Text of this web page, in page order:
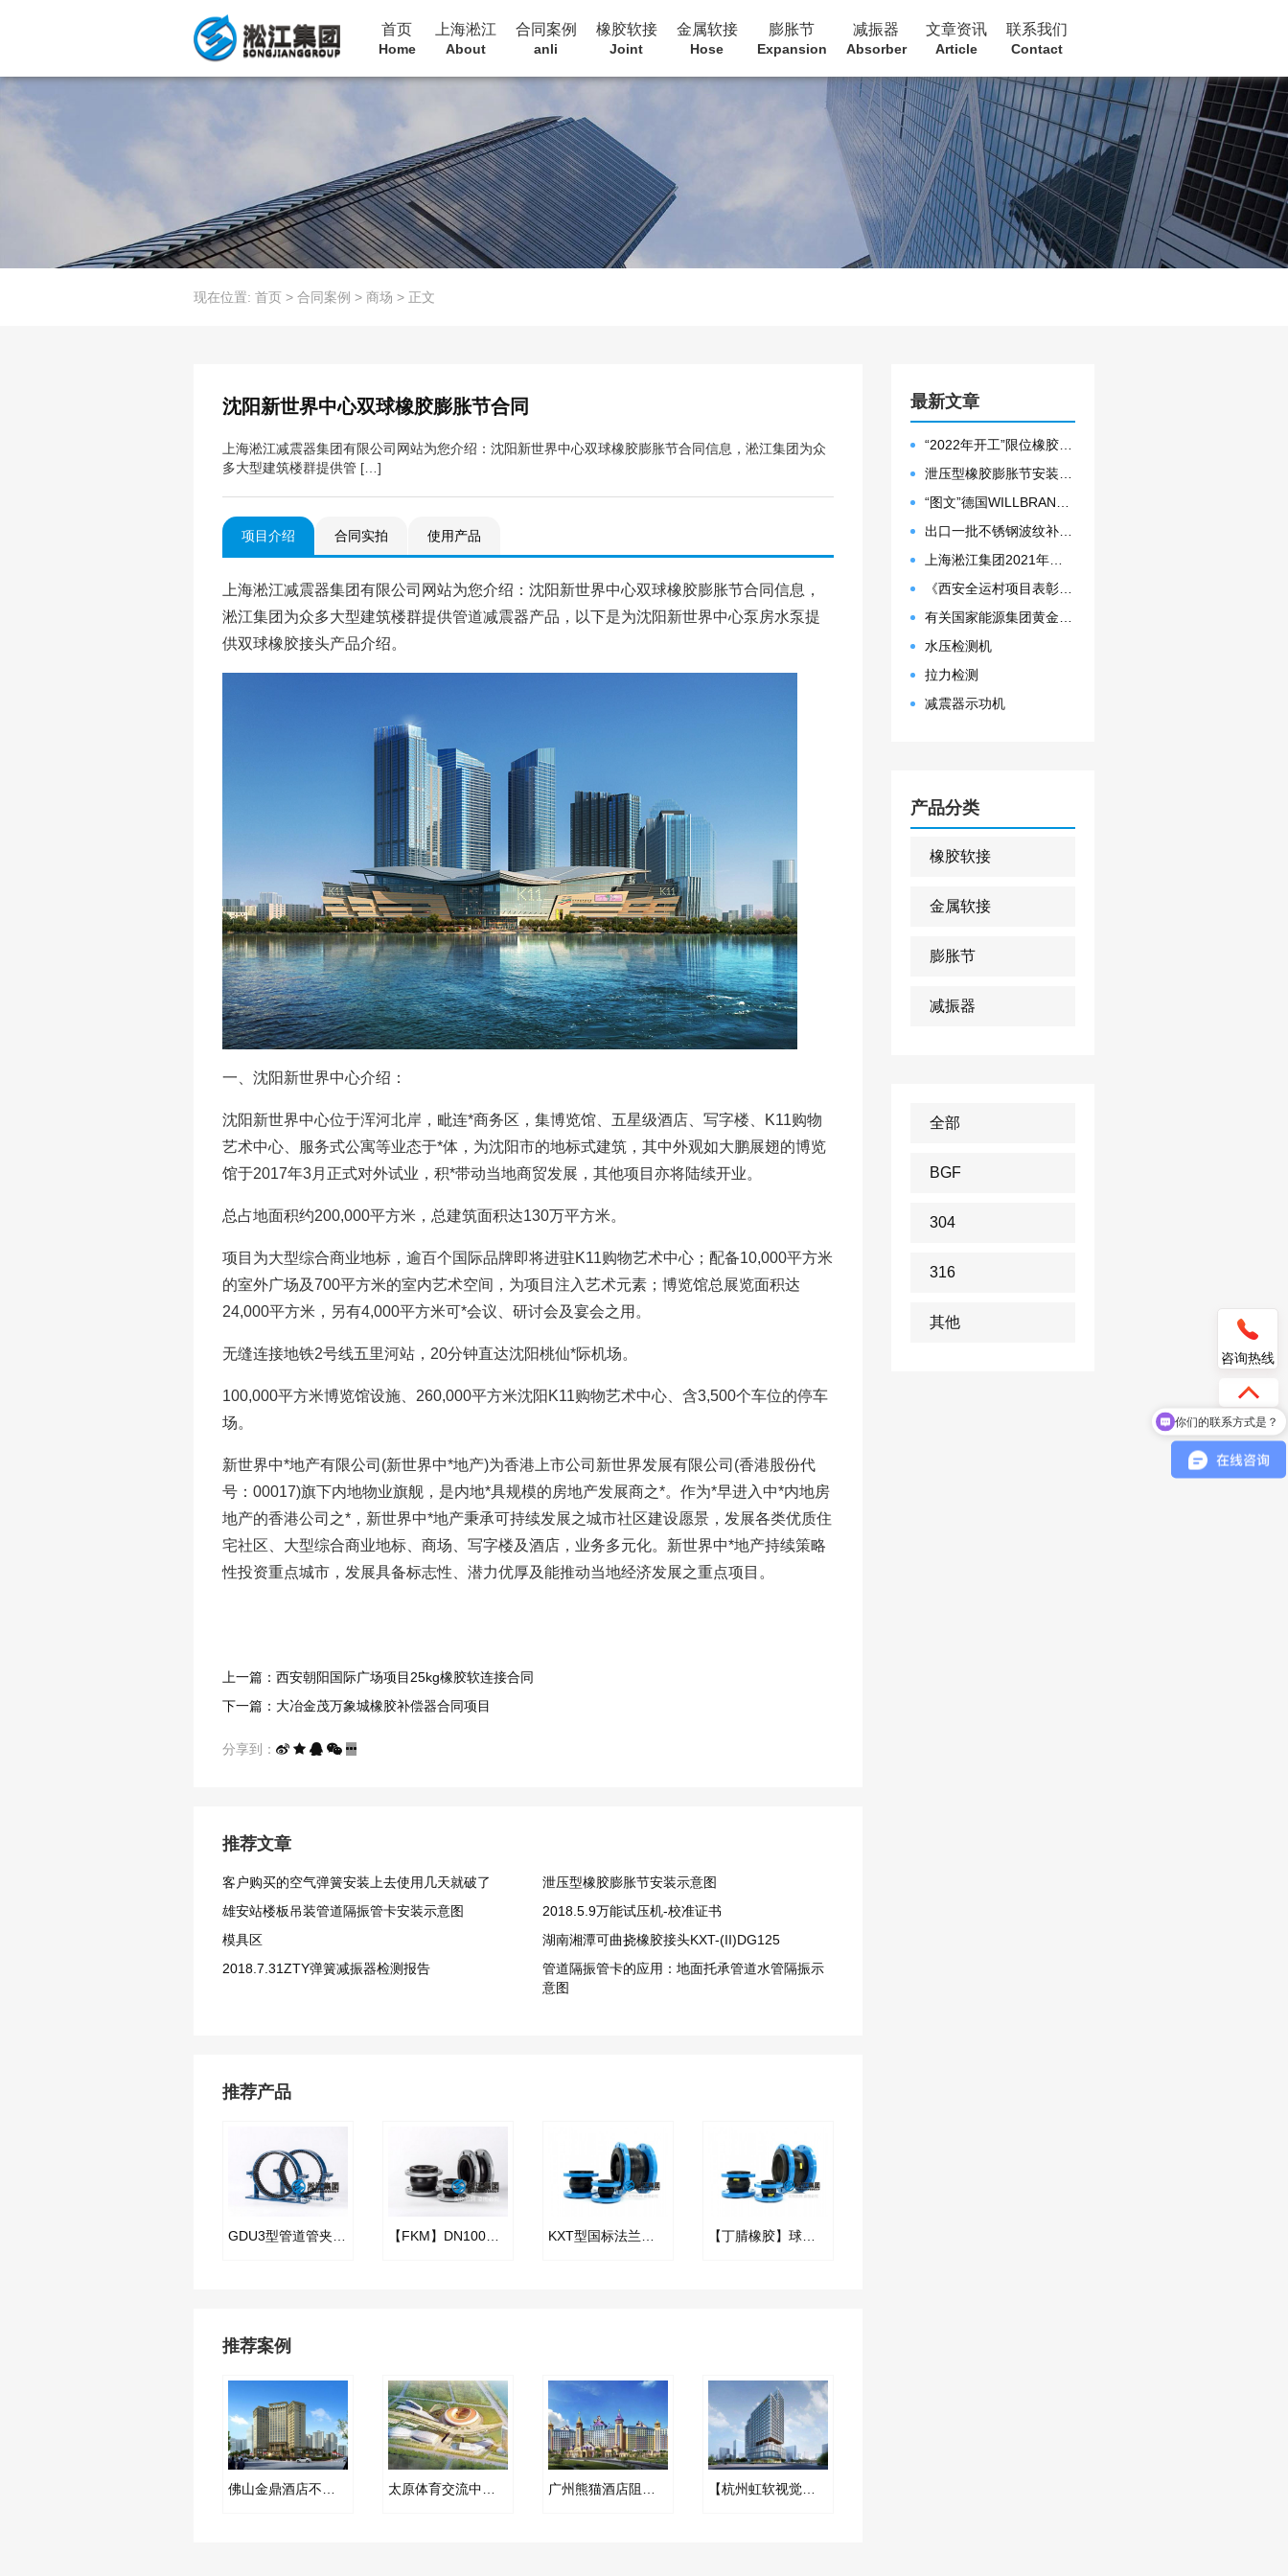
首页
Home
上海淞江
About
合同案例
anli
橡胶软接
Joint
金属软接
Hose
膨胀节
Expansion
减振器
Absorber
文章资讯
Article
联系我们
Contact
现在位置: 首页 > 合同案例 > 商场 > 正文
沈阳新世界中心双球橡胶膨胀节合同
上海淞江减震器集团有限公司网站为您介绍：沈阳新世界中心双球橡胶膨胀节合同信息，淞江集团为众
多大型建筑楼群提供管 […]
项目介绍 合同实拍 使用产品
上海淞江减震器集团有限公司网站为您介绍：沈阳新世界中心双球橡胶膨胀节合同信息，
淞江集团为众多大型建筑楼群提供管道减震器产品，以下是为沈阳新世界中心泵房水泵提
供双球橡胶接头产品介绍。
一、沈阳新世界中心介绍：
沈阳新世界中心位于浑河北岸，毗连*商务区，集博览馆、五星级酒店、写字楼、K11购物
艺术中心、服务式公寓等业态于*体，为沈阳市的地标式建筑，其中外观如大鹏展翅的博览
馆于2017年3月正式对外试业，积*带动当地商贸发展，其他项目亦将陆续开业。
总占地面积约200,000平方米，总建筑面积达130万平方米。
项目为大型综合商业地标，逾百个国际品牌即将进驻K11购物艺术中心；配备10,000平方米
的室外广场及700平方米的室内艺术空间，为项目注入艺术元素；博览馆总展览面积达
24,000平方米，另有4,000平方米可*会议、研讨会及宴会之用。
无缝连接地铁2号线五里河站，20分钟直达沈阳桃仙*际机场。
100,000平方米博览馆设施、260,000平方米沈阳K11购物艺术中心、含3,500个车位的停车
场。
新世界中*地产有限公司(新世界中*地产)为香港上市公司新世界发展有限公司(香港股份代
号：00017)旗下内地物业旗舰，是内地*具规模的房地产发展商之*。作为*早进入中*内地房
地产的香港公司之*，新世界中*地产秉承可持续发展之城市社区建设愿景，发展各类优质住
宅社区、大型综合商业地标、商场、写字楼及酒店，业务多元化。新世界中*地产持续策略
性投资重点城市，发展具备标志性、潜力优厚及能推动当地经济发展之重点项目。
上一篇：西安朝阳国际广场项目25kg橡胶软连接合同
下一篇：大冶金茂万象城橡胶补偿器合同项目
分享到：
推荐文章
客户购买的空气弹簧安装上去使用几天就破了
泄压型橡胶膨胀节安装示意图
雄安站楼板吊装管道隔振管卡安装示意图
2018.5.9万能试压机-校准证书
模具区
湖南湘潭可曲挠橡胶接头KXT-(II)DG125
2018.7.31ZTY弹簧减振器检测报告
管道隔振管卡的应用：地面托承管道水管隔振示
意图
推荐产品
【FKM】DN100氟橡胶挠性接管 【丁腈橡胶】球墨法兰耐油橡胶接头“电液集成系统”
推荐案例
佛山金鼎酒店不锈钢波纹补偿器项目合同 太原体育交流中心供热BOT空气减震器合同项目 广州熊猫酒店阻尼弹簧减振器合同项目 【杭州虹软视觉人工智能产业化基地】波纹补偿器合同
最新文章
“2022年开工”限位橡胶接头准备发往数据中心能源中心
泄压型橡胶膨胀节安装示意图
“图文”德国WILLBRANDT法兰橡胶膨胀节螺栓方向说明
出口一批不锈钢波纹补偿器
上海淞江集团2021年度盛典“燃战2022”
《西安全运村项目表彰函》做好行业领头军是淞江集团使命
有关国家能源集团黄金埠发电有限公司收到假冒橡胶接头产品的声明函
水压检测机
拉力检测
减震器示功机
产品分类
橡胶软接
金属软接
膨胀节
减振器
全部
BGF
304
316
其他
咨询热线
你们的联系方式是？